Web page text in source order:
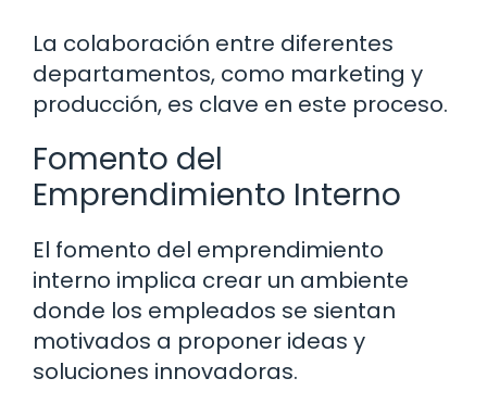
La colaboración entre diferentes
departamentos, como marketing y
producción, es clave en este proceso.
Fomento del
Emprendimiento Interno
El fomento del emprendimiento
interno implica crear un ambiente
donde los empleados se sientan
motivados a proponer ideas y
soluciones innovadoras.